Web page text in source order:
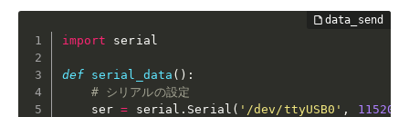
import serial
def serial_data ( ) :
# シリアルの設定
    ser
= serial . Serial ( '/dev/ttyUSB0' , 115200